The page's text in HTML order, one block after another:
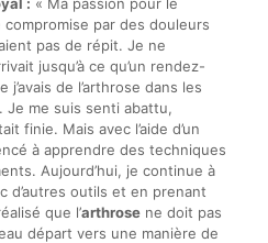
par des douleurs
pas de répit. Je ne
jusqu’à ce qu’un rendez-
de l’arthrose dans les
Je me suis senti abattu,
finie. Mais avec l’aide d’un
à apprendre des techniques
Aujourd’hui, je continue à
d’autres outils et en prenant
que l’arthrosene doit pas
départ vers une manière de